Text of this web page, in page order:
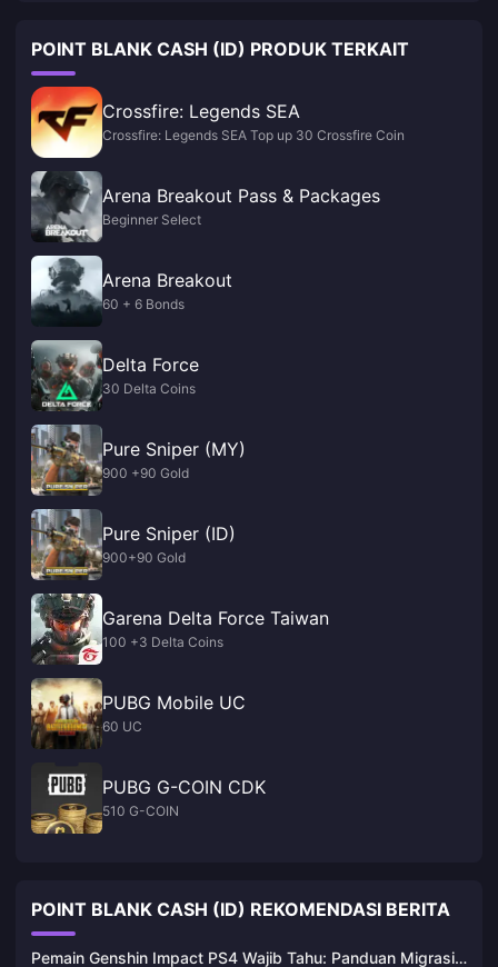
POINT BLANK CASH (ID) PRODUK TERKAIT
Crossfire: Legends SEA
Crossfire: Legends SEA Top up 30 Crossfire Coin
Arena Breakout Pass & Packages
Beginner Select
Arena Breakout
60 + 6 Bonds
Delta Force
30 Delta Coins
Pure Sniper (MY)
900 +90 Gold
Pure Sniper (ID)
900+90 Gold
Garena Delta Force Taiwan
100 +3 Delta Coins
PUBG Mobile UC
60 UC
PUBG G-COIN CDK
510 G-COIN
POINT BLANK CASH (ID) REKOMENDASI BERITA
Pemain Genshin Impact PS4 Wajib Tahu: Panduan Migrasi